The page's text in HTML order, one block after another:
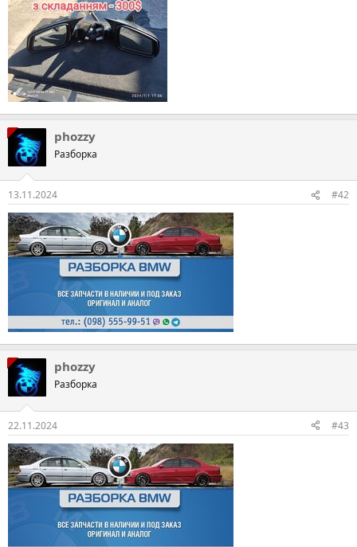
phozzy
Разборка
13.11.2024 #42
phozzy
Разборка
22.11.2024 #43